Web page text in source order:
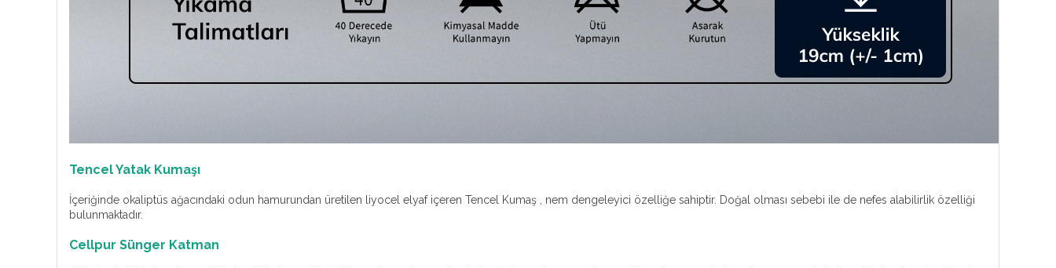
Tencel Yatak Kumaşı
İçeriğinde okaliptüs ağacındaki odun hamurundan üretilen liyocel elyaf içeren Tencel Kumaş , nem dengeleyici özelliğe sahiptir. Doğal olması sebebi ile de nefes alabilirlik özelliği
bulunmaktadır.
Cellpur Sünger Katman